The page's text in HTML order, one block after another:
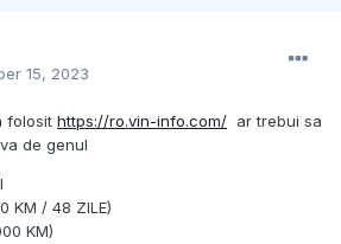
15, 2023
folosit https://ro.vin-info.com/ ar trebui sa
de genul
KM / 48 ZILE)
KM)